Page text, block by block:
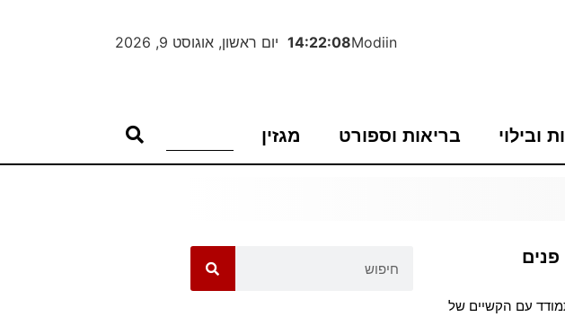
Modiin
14:22:08 יום ראשון, אוגוסט 9, 2026
ובילוי בריאות וספורט מגזין
פנים
עם הקשיים של